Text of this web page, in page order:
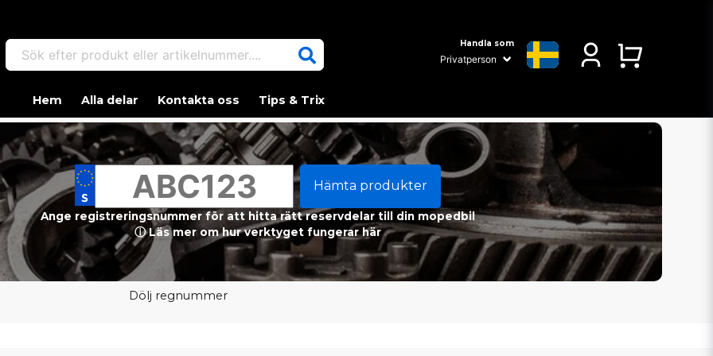
Sök efter produkt eller artikelnummer.... Handla som
Hem Alla delar Kontakta oss Tips & Trix
Hämta produkter
Ange registreringsnummer för att hitta rätt reservdelar till din mopedbil
ⓘ Läs mer om hur verktyget fungerar här
Dölj regnummer